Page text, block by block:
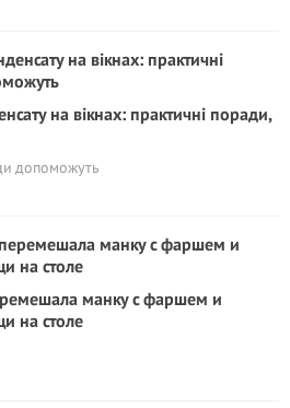
на вікнах: практичні поради,
допоможуть
манку с фаршем и
на столе